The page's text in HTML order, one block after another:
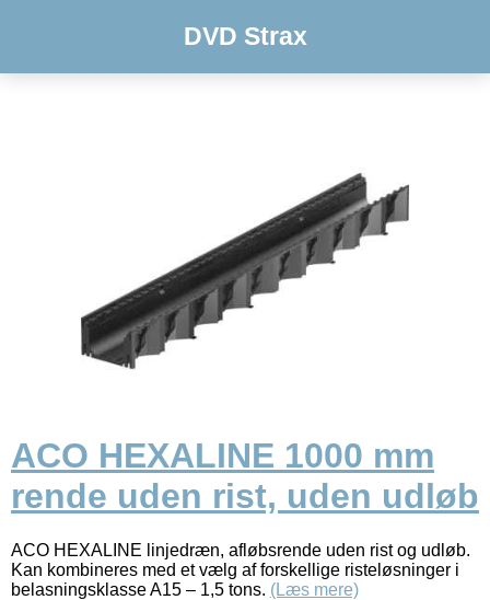
DVD Strax
ACO HEXALINE 1000 mm
rende uden rist, uden udløb
ACO HEXALINE linjedræn, afløbsrende uden rist og udløb.
Kan kombineres med et vælg af forskellige risteløsninger i
belasningsklasse A15 – 1,5 tons. (Læs mere)